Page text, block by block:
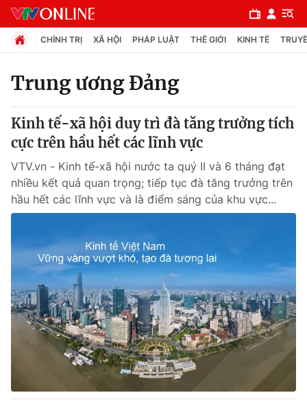
Chuyên mục
Chính trị
Xã hội
Pháp luật
Thế giới
Tin tức
Thế giới đó đây
Kinh tế
Thị trường
Dữ liệu và đời sống
CHÍNH TRỊ XÃ HỘI PHÁP LUẬT THẾ GIỚI KINH TẾ
Trung ương Đảng
Kinh tế-xã hội duy trì đà tăng trưởng tích
cực trên hầu hết các lĩnh vực
VTV.vn - Kinh tế-xã hội nước ta quý II và 6 tháng đạt
nhiều kết quả quan trọng; tiếp tục đà tăng trưởng trên
hầu hết các lĩnh vực và là điểm sáng của khu vực...